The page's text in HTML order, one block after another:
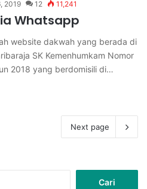
2019 12 11,241
Whatsapp
website dakwah yang berada di
SK Kemenhumkam Nomor
2018 yang berdomisili di…
Next page